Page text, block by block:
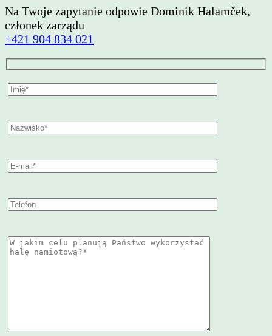
Na Twoje zapytanie odpowie Dominik Halamček,
członek zarządu
+421 904 834 021